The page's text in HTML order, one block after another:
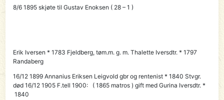
8/6 1895 skjøte til Gustav Enoksen ( 28 – 1 )
Erik Iversen * 1783 Fjeldberg, tøm.m. g. m. Thalette Iversdtr. * 1797
Randaberg
16/12 1899 Annanius Eriksen Leigvold gbr og rentenist * 1840 Stvgr.
død 16/12 1905 F.tell 1900: ( 1865 matros ) gift med Gurina Iversdtr. *
1840